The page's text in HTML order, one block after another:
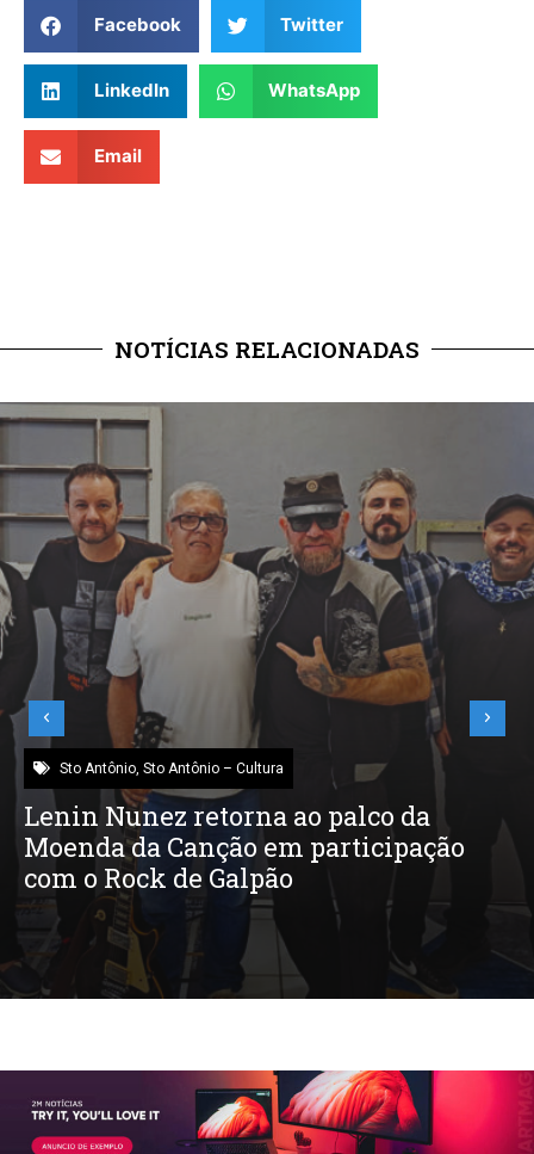
Facebook Twitter
LinkedIn WhatsApp
Email
NOTÍCIAS RELACIONADAS
Sto Antônio Sto Antônio – Cultura
Lenin Nunez retorna ao palco da
Moenda da Canção em participação
com o Rock de Galpão